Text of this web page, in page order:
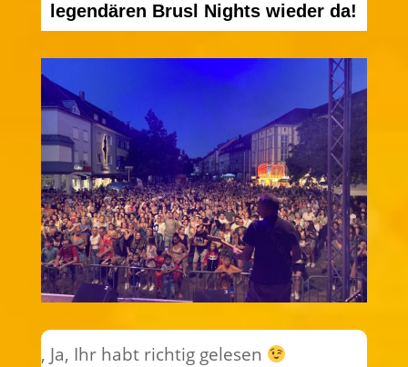
legendären Brusl Nights wieder da!
, Ja, Ihr habt richtig gelesen